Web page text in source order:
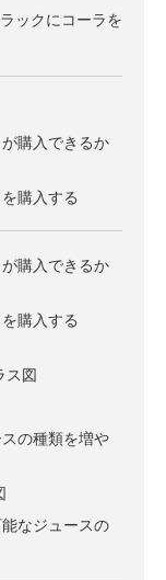
ックにコーラを
購入できるか
購入する
購入できるか
購入する
ス図
の種類を増や
なジュースの